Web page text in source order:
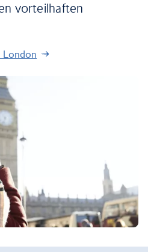
vorteilhaften
London